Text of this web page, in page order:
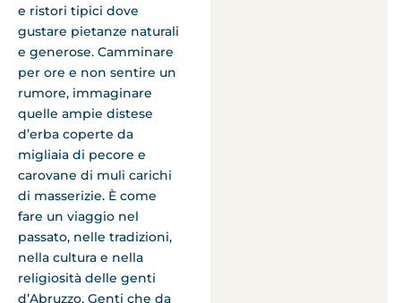
e ristori tipici dove
gustare pietanze naturali
e generose. Camminare
per ore e non sentire un
rumore, immaginare
quelle ampie distese
d’erba coperte da
migliaia di pecore e
carovane di muli carichi
di masserizie. È come
fare un viaggio nel
passato, nelle tradizioni,
nella cultura e nella
religiosità delle genti
d’Abruzzo. Genti che da